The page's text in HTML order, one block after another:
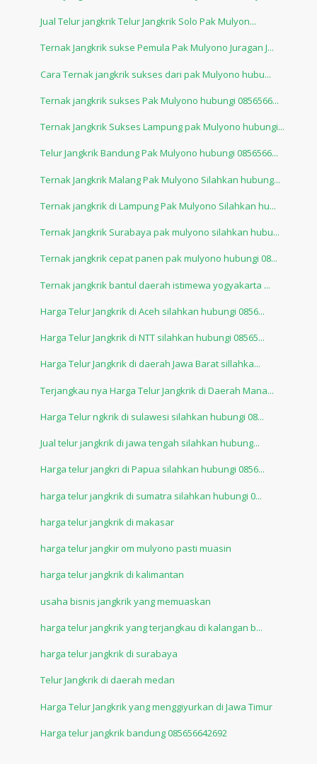
Jual Telur jangkrik Telur Jangkrik Solo Pak Mulyon...
Ternak Jangkrik sukse Pemula Pak Mulyono Juragan J...
Cara Ternak jangkrik sukses dari pak Mulyono hubu...
Ternak jangkrik sukses Pak Mulyono hubungi 0856566...
Ternak Jangkrik Sukses Lampung pak Mulyono hubungi...
Telur Jangkrik Bandung Pak Mulyono hubungi 0856566...
Ternak Jangkrik Malang Pak Mulyono Silahkan hubung...
Ternak jangkrik di Lampung Pak Mulyono Silahkan hu...
Ternak Jangkrik Surabaya pak mulyono silahkan hubu...
Ternak jangkrik cepat panen pak mulyono hubungi 08...
Ternak jangkrik bantul daerah istimewa yogyakarta ...
Harga Telur Jangkrik di Aceh silahkan hubungi 0856...
Harga Telur Jangkrik di NTT silahkan hubungi 08565...
Harga Telur Jangkrik di daerah Jawa Barat sillahka...
Terjangkau nya Harga Telur Jangkrik di Daerah Mana...
Harga Telur ngkrik di sulawesi silahkan hubungi 08...
Jual telur jangkrik di jawa tengah silahkan hubung...
Harga telur jangkri di Papua silahkan hubungi 0856...
harga telur jangkrik di sumatra silahkan hubungi 0...
harga telur jangkrik di makasar
harga telur jangkir om mulyono pasti muasin
harga telur jangkrik di kalimantan
usaha bisnis jangkrik yang memuaskan
harga telur jangkrik yang terjangkau di kalangan b...
harga telur jangkrik di surabaya
Telur Jangkrik di daerah medan
Harga Telur Jangkrik yang menggiyurkan di Jawa Timur
Harga telur jangkrik bandung 085656642692